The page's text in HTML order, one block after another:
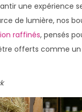
une expérience
de lumière, nos
raffinés, pensés
offerts comme